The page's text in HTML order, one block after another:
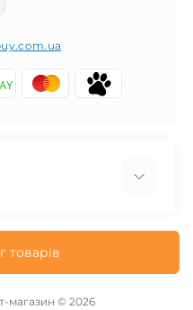
товарів
магазин © 2026